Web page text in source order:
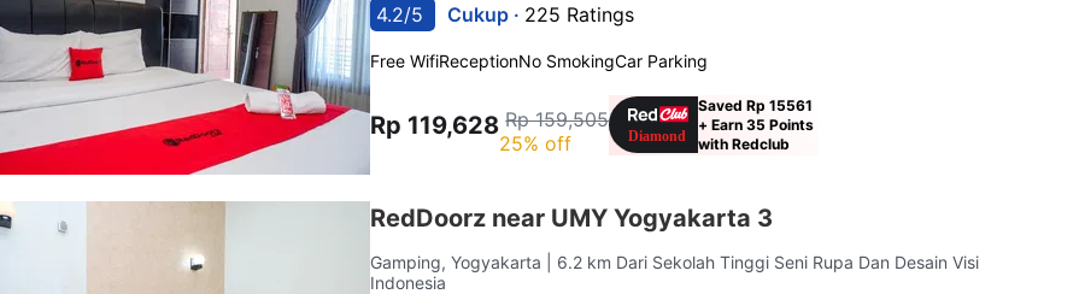
4.2/5 Cukup · 225 Ratings
Free WifiReceptionNo SmokingCar Parking
Rp 119,628 Rp 159,505
25% off
Saved Rp 15561
+ Earn 35 Points
with Redclub
RedDoorz near UMY Yogyakarta 3
Gamping, Yogyakarta
| 6.2 km Dari Sekolah Tinggi Seni Rupa Dan Desain Visi
Indonesia